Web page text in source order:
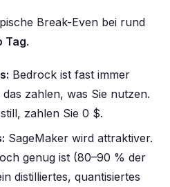
Break-Even bei rund
Tag.
Bedrock ist fast immer
zahlen, was Sie nutzen.
zahlen Sie 0 $.
SageMaker wird attraktiver.
genug ist (80–90 % der
distilliertes, quantisiertes